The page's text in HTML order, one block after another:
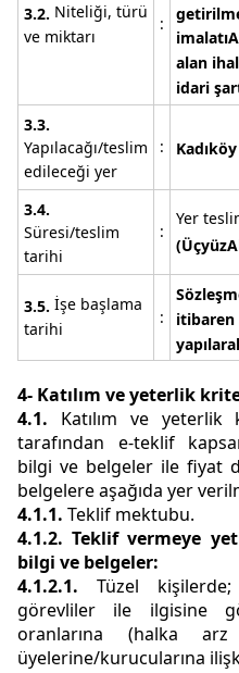
3.2. Niteliği, türü
ve miktarı
:
imalatı
alan
idari
3.3.
Yapılacağı/teslim
edileceği yer
:
3.4.
Süresi/teslim
tarihi
:
Yer
(
3.5. İşe başlama
tarihi
:
itibaren
4- Katılım ve yeterlik
4.1. Katılım ve
tarafından e-teklif
bilgi ve belgeler ile fiyat
belgelere aşağıda yer
4.1.1. Teklif mektubu.
4.1.2. Teklif vermeye
bilgi ve belgeler:
4.1.2.1. Tüzel
görevliler ile ilgisine
oranlarına (halka
üyelerine/kurucularına